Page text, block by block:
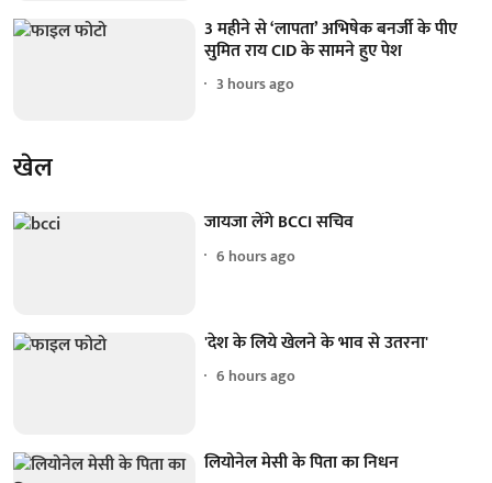
3 महीने से ‘लापता’ अभिषेक बनर्जी के पीए
सुमित राय CID के सामने हुए पेश
3 hours ago
खेल
जायजा लेंगे BCCI सचिव
6 hours ago
'देश के लिये खेलने के भाव से उतरना'
6 hours ago
लियोनेल मेसी के पिता का निधन